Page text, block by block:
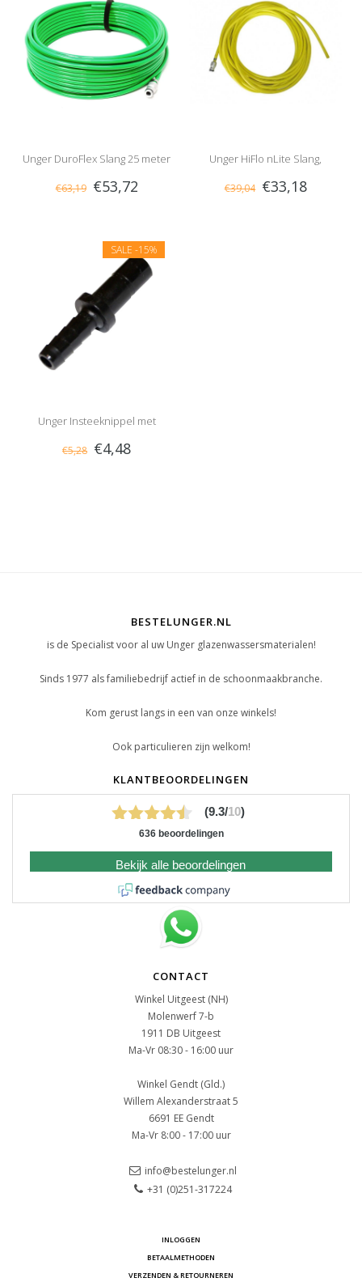
Unger DuroFlex Slang 25 meter
€63,19 €53,72
Unger HiFlo nLite Slang,
Compleet
€39,04 €33,18
SALE -15%
Unger Insteeknippel met
slangpilaar
€5,28 €4,48
BESTELUNGER.NL
is de Specialist voor al uw Unger glazenwassersmaterialen!
Sinds 1977 als familiebedrijf actief in de schoonmaakbranche.
Kom gerust langs in een van onze winkels!
Ook particulieren zijn welkom!
KLANTBEOORDELINGEN
(9.3/10)
636 beoordelingen
Bekijk alle beoordelingen
CONTACT
Winkel Uitgeest (NH)
Molenwerf 7-b
1911 DB Uitgeest
Ma-Vr 08:30 - 16:00 uur
Winkel Gendt (Gld.)
Willem Alexanderstraat 5
6691 EE Gendt
Ma-Vr 8:00 - 17:00 uur
info@bestelunger.nl
+31 (0)251-317224
INLOGGEN
BETAALMETHODEN
VERZENDEN & RETOURNEREN